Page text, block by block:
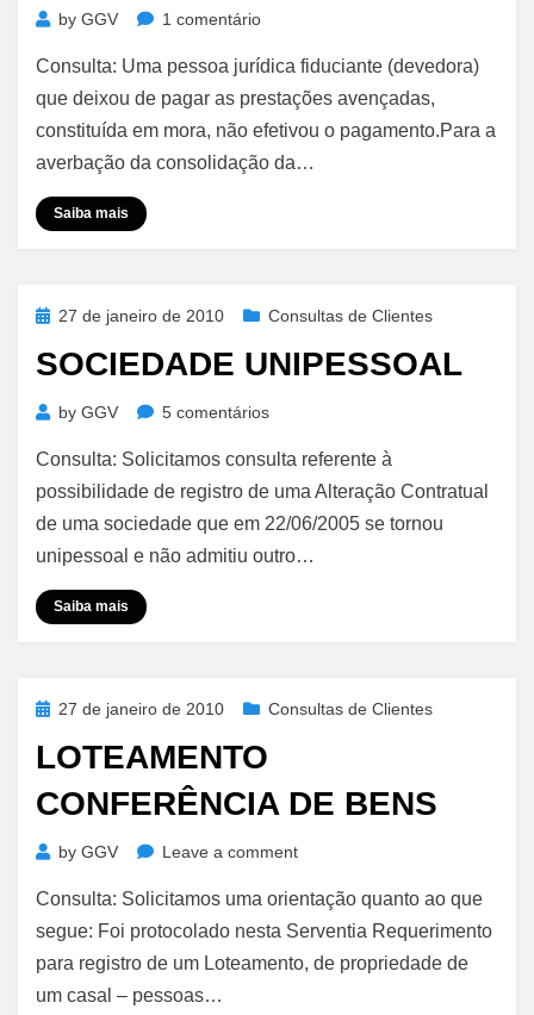
by GGV 1 comentárioem
Alienação
Fiduciária
Consulta: Uma pessoa jurídica fiduciante (devedora)
que deixou de pagar as prestações avençadas,
constituída em mora, não efetivou o pagamento.Para a
averbação da consolidação da…
Saiba mais
Posted27 de janeiro de 2010 Consultas de Clientes
SOCIEDADE UNIPESSOAL
by GGV 5 comentáriosem
Unipessoal
Consulta: Solicitamos consulta referente à
possibilidade de registro de uma Alteração Contratual
de uma sociedade que em 22/06/2005 se tornou
unipessoal e não admitiu outro…
Saiba mais
Posted27 de janeiro de 2010 Consultas de Clientes
LOTEAMENTO
CONFERÊNCIA DE BENS
by GGV Leave a commenton
Conferência
de
Bens
Consulta: Solicitamos uma orientação quanto ao que
segue: Foi protocolado nesta Serventia Requerimento
para registro de um Loteamento, de propriedade de
um casal – pessoas…